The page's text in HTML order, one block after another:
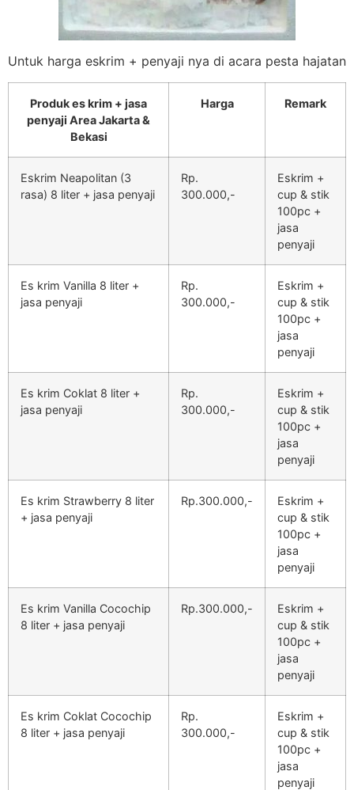
Untuk harga eskrim + penyaji nya di acara pesta hajatan
Produk es krim + jasa
penyaji Area Jakarta &
Bekasi
Harga Remark
Eskrim Neapolitan (3
rasa) 8 liter + jasa penyaji
Rp.
300.000,-
Eskrim +
cup & stik
100pc +
jasa
penyaji
Es krim Vanilla 8 liter +
jasa penyaji
Rp.
300.000,-
Eskrim +
cup & stik
100pc +
jasa
penyaji
Es krim Coklat 8 liter +
jasa penyaji
Rp.
300.000,-
Eskrim +
cup & stik
100pc +
jasa
penyaji
Es krim Strawberry 8 liter
+ jasa penyaji
Rp.300.000,-
Eskrim +
cup & stik
100pc +
jasa
penyaji
Es krim Vanilla Cocochip
8 liter + jasa penyaji
Rp.300.000,-
Eskrim +
cup & stik
100pc +
jasa
penyaji
Es krim Coklat Cocochip
8 liter + jasa penyaji
Rp.
300.000,-
Eskrim +
cup & stik
100pc +
jasa
penyaji